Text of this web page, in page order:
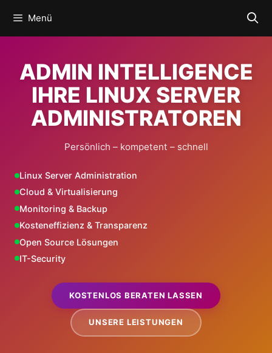
Inhalt
springen
Menü
ADMIN INTELLIGENCE
IHRE LINUX SERVER
ADMINISTRATOREN
Persönlich – kompetent – schnell
Linux Server Administration
Cloud & Virtualisierung
Monitoring & Backup
Kosteneffizienz & Transparenz
Open Source Lösungen
IT-Security
KOSTENLOS BERATEN LASSEN
UNSERE LEISTUNGEN